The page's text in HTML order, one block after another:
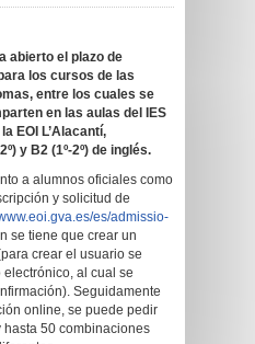
abierto el plazo de
los cursos de las
entre los cuales se
en las aulas del IES
EOI L’Alacantí,
y B2 (1º-2º) de inglés.
a alumnos oficiales como
y solicitud de
es/admissio-
se tiene que crear un
crear el usuario se
al cual se
Seguidamente
online, se puede pedir
50 combinaciones